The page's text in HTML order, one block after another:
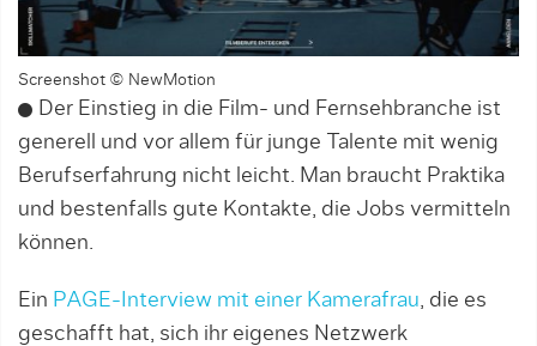
Screenshot © NewMotion
Der Einstieg in die Film- und Fernsehbranche ist
generell und vor allem für junge Talente mit wenig
Berufserfahrung nicht leicht. Man braucht Praktika
und bestenfalls gute Kontakte, die Jobs vermitteln
können.
Ein PAGE-Interview mit einer Kamerafrau, die es
geschafft hat, sich ihr eigenes Netzwerk